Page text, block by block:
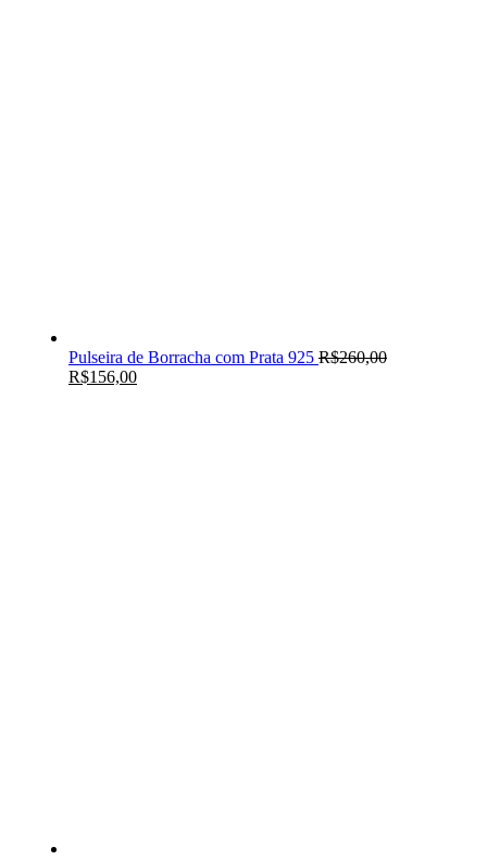
Pulseira de Borracha com Prata 925 R$260,00
R$156,00